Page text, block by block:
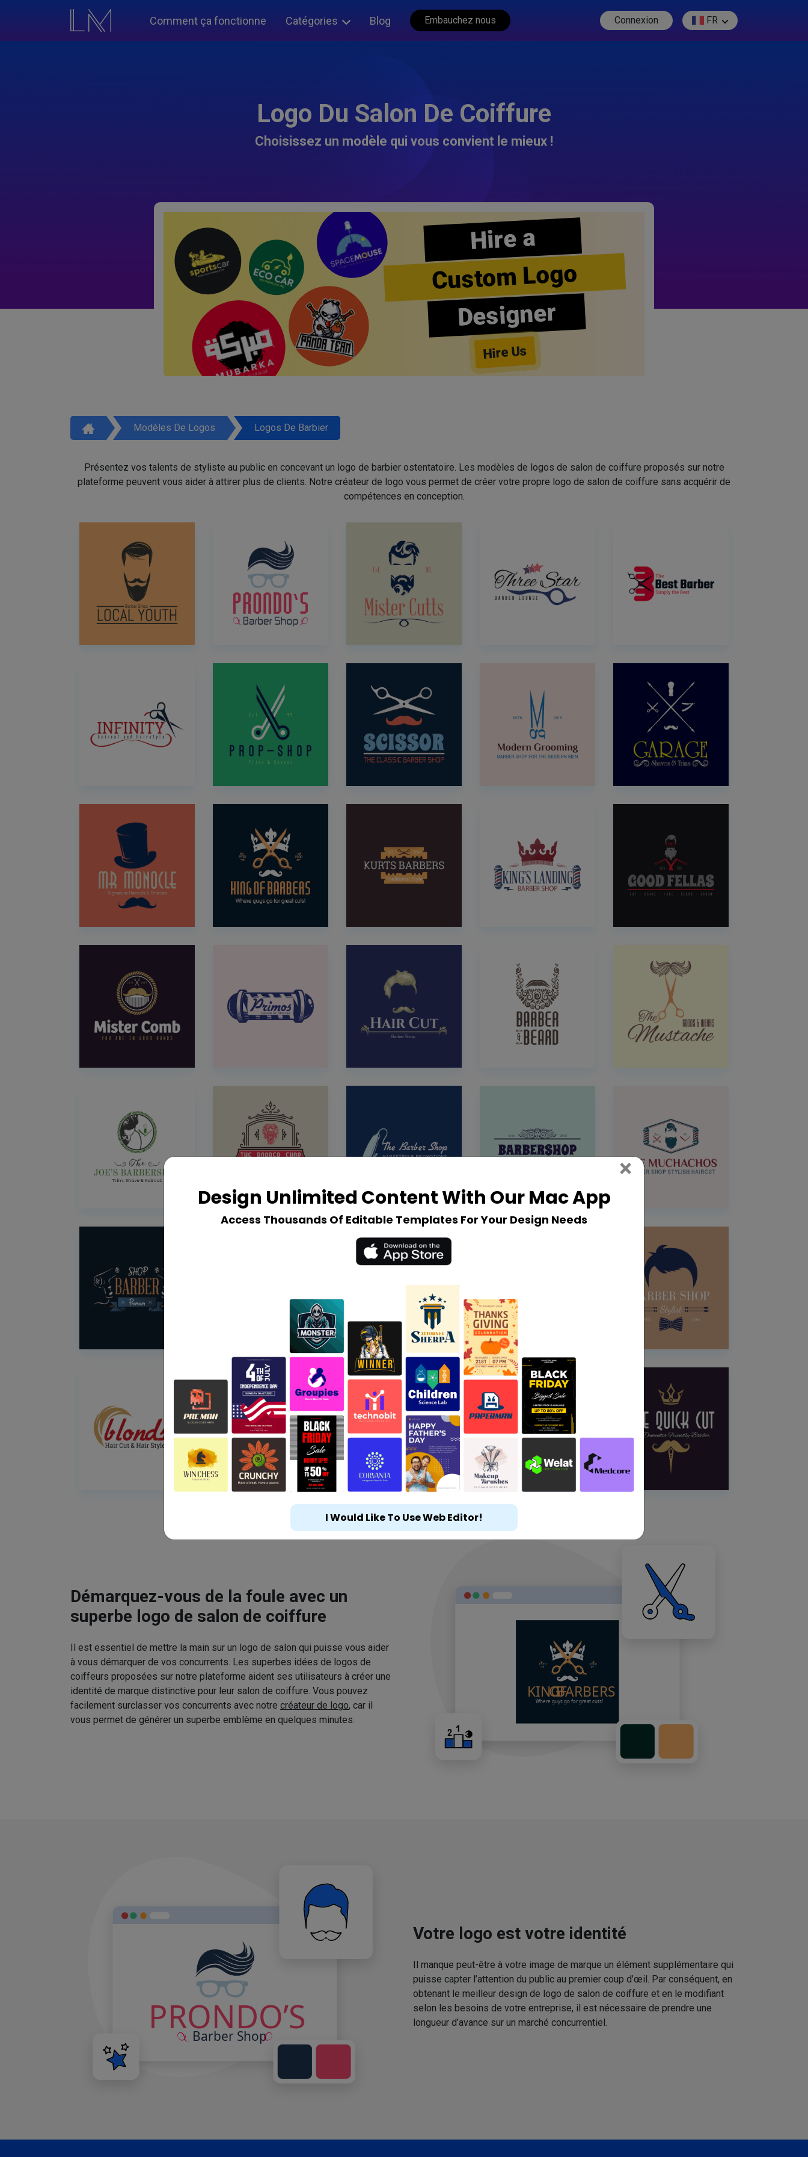
Comment ça fonctionne Catégories Blog Embauchez nous Connexion FR
Logo Du Salon De Coiffure
Choisissez un modèle qui vous convient le mieux !
Hire a
Custom Logo
Designer
Hire Us
Modèles De Logos Logos De Barbier
Présentez vos talents de styliste au public en concevant un logo de barbier ostentatoire. Les modèles de logos de salon de coiffure proposés sur notre
plateforme peuvent vous aider à attirer plus de clients. Notre créateur de logo vous permet de créer votre propre logo de salon de coiffure sans acquérir de
compétences en conception.
Démarquez-vous de la foule avec un
superbe logo de salon de coiffure
Il est essentiel de mettre la main sur un logo de salon qui puisse vous aider
à vous démarquer de vos concurrents. Les superbes idées de logos de
coiffeurs proposées sur notre plateforme aident ses utilisateurs à créer une
identité de marque distinctive pour leur salon de coiffure. Vous pouvez
facilement surclasser vos concurrents avec notre créateur de logo, car il
vous permet de générer un superbe emblème en quelques minutes.
Votre logo est votre identité
Il manque peut-être à votre image de marque un élément supplémentaire qui
puisse capter l’attention du public au premier coup d’œil. Par conséquent, en
obtenant le meilleur design de logo de salon de coiffure et en le modifiant
selon les besoins de votre entreprise, il est nécessaire de prendre une
longueur d’avance sur un marché concurrentiel.
Design Unlimited Content With Our Mac App
Access Thousands Of Editable Templates For Your Design Needs
× Close
I Would Like To Use Web Editor!